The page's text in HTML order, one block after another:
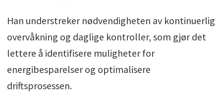
Han understreker nødvendigheten av kontinuerlig
overvåkning og daglige kontroller, som gjør det
lettere å identifisere muligheter for
energibesparelser og optimalisere
driftsprosessen.